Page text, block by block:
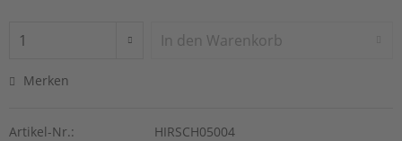
In den Warenkorb
Merken
Artikel-Nr.: HIRSCH05004